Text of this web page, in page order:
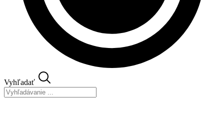
Vyhľadať